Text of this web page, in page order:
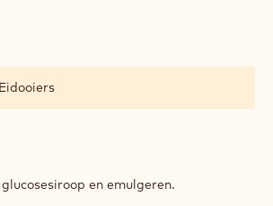
Eidooiers
en emulgeren.